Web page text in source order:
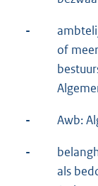
-
of
- Awb:
-
als